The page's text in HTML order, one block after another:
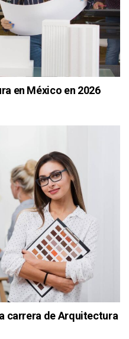
en México en 2026
carrera de Arquitectura